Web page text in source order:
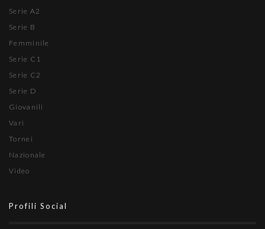
Serie A2
Serie B
Femminile
Serie C1
Serie C2
Serie D
Giovanili
Vari
Tornei
Nazionale
Video
Profili Social